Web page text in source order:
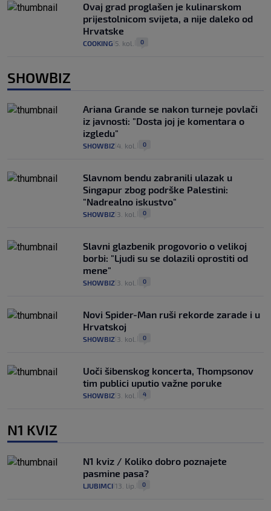
Ovaj grad proglašen je kulinarskom
prijestolnicom svijeta, a nije daleko od
Hrvatske
COOKING 5. kol. 0
SHOWBIZ
Ariana Grande se nakon turneje povlači
iz javnosti: "Dosta joj je komentara o
izgledu"
SHOWBIZ 4. kol. 0
Slavnom bendu zabranili ulazak u
Singapur zbog podrške Palestini:
"Nadrealno iskustvo"
SHOWBIZ 3. kol. 0
Slavni glazbenik progovorio o velikoj
borbi: "Ljudi su se dolazili oprostiti od
mene"
SHOWBIZ 3. kol. 0
Novi Spider-Man ruši rekorde zarade i u
Hrvatskoj
SHOWBIZ 3. kol. 0
Uoči šibenskog koncerta, Thompsonov
tim publici uputio važne poruke
SHOWBIZ 3. kol. 4
N1 KVIZ
N1 kviz / Koliko dobro poznajete
pasmine pasa?
LJUBIMCI 13. lip. 0